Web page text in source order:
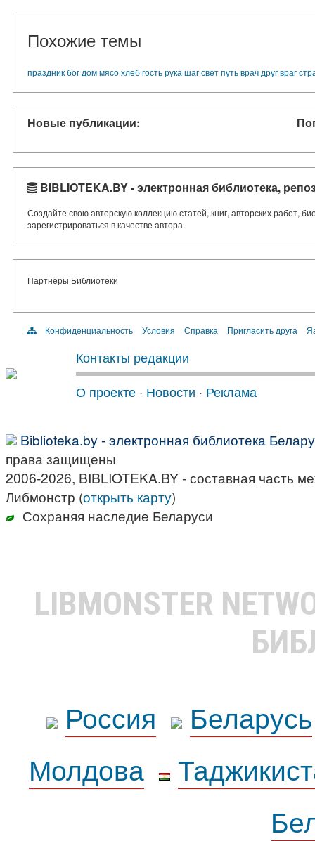
Похожие темы
праздникбог доммясохлебгостьрука шагсветпутьврач другвраг
Новые публикации:
BIBLIOTEKA.BY - электронная библиотека,
Создайте свою авторскую коллекцию статей, книг, авторских работ,
зарегистрироваться в качестве автора.
Партнёры Библиотеки
Конфиденциальность Условия Справка Пригласить друга
Контакты редакции
О проекте · Новости · Реклама
Biblioteka.by - электронная библиотека
права защищены
2006-2026, BIBLIOTEKA.BY - составная часть
Либмонстр (открыть карту)
Сохраняя наследие Беларуси
LIBMONSTER
Россия
Беларусь
Молдова